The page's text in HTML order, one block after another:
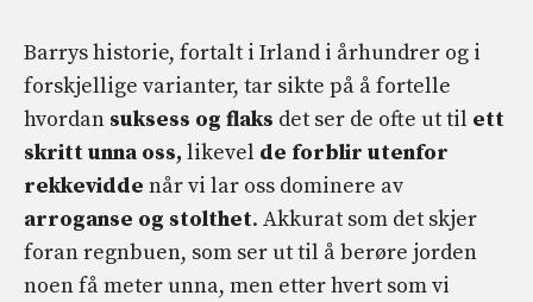
Barrys historie, fortalt i Irland i århundrer og i
forskjellige varianter, tar sikte på å fortelle
hvordan suksess og flaks det ser de ofte ut til ett
skritt unna oss, likevel de forblir utenfor
rekkevidde når vi lar oss dominere av
arroganse og stolthet. Akkurat som det skjer
foran regnbuen, som ser ut til å berøre jorden
noen få meter unna, men etter hvert som vi